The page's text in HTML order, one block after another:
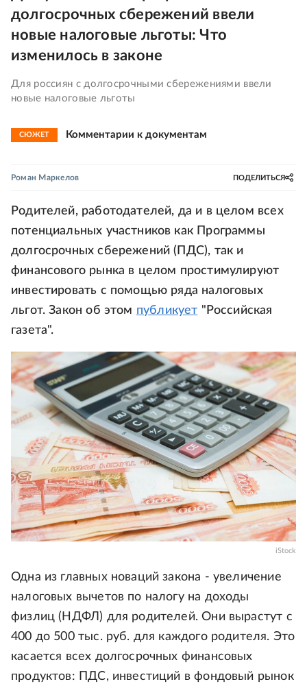
долгосрочных сбережений ввели
новые налоговые льготы: Что
изменилось в законе
Для россиян с долгосрочными сбережениями ввели
новые налоговые льготы
СЮЖЕТ Комментарии к документам
Роман Маркелов ПОДЕЛИТЬСЯ
Родителей, работодателей, да и в целом всех
потенциальных участников как Программы
долгосрочных сбережений (ПДС), так и
финансового рынка в целом простимулируют
инвестировать с помощью ряда налоговых
льгот. Закон об этом публикует "Российская
газета".
iStock
Одна из главных новаций закона - увеличение
налоговых вычетов по налогу на доходы
физлиц (НДФЛ) для родителей. Они вырастут с
400 до 500 тыс. руб. для каждого родителя. Это
касается всех долгосрочных финансовых
продуктов: ПДС, инвестиций в фондовый рынок